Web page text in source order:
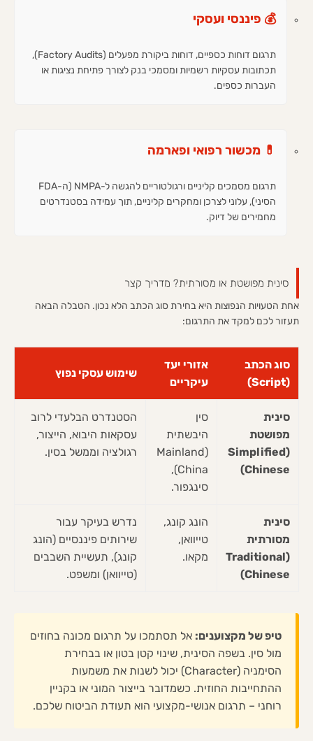
💰 פיננסי ועסקי
תרגום דוחות כספיים, דוחות ביקורת מפעלים (Factory Audits),
תכתובות עסקיות רשמיות ומסמכי בנק לצורך פתיחת נציגות או
העברות כספים.
💊 מכשור רפואי ופארמה
תרגום מסמכים קליניים ורגולטוריים להגשה ל-NMPA (ה-FDA
הסיני), עלוני לצרכן ומחקרים קליניים, תוך עמידה בסטנדרטים
מחמירים של דיוק.
סינית מפושטת או מסורתית? מדריך קצר
אחת הטעויות הנפוצות היא בחירת סוג הכתב הלא נכון. הטבלה הבאה
תעזור לכם למקד את התרגום:
סוג הכתב
(Script)
אזורי יעד
עיקריים
שימוש עסקי נפוץ
סינית
מפושטת
(Simplified
Chinese)
סין
היבשתית
(Mainland
China),
סינגפור.
הסטנדרט הבלעדי לרוב
עסקאות היבוא, הייצור,
רגולציה וממשל בסין.
סינית
מסורתית
(Traditional
Chinese)
הונג קונג,
טייוואן,
מקאו.
נדרש בעיקר עבור
שירותים פיננסיים (הונג
קונג), תעשיית השבבים
(טייוואן) ומשפט.
טיפ של מקצוענים: אל תסתמכו על תרגום מכונה בחוזים
מול סין. בשפה הסינית, שינוי קטן בטון או בבחירת
הסימניה (Character) יכול לשנות את משמעות
ההתחייבות החוזית. כשמדובר בייצור המוני או בקניין
רוחני – תרגום אנושי-מקצועי הוא תעודת הביטוח שלכם.